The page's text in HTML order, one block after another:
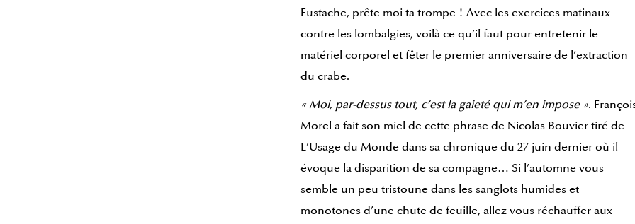
Eustache, prête moi ta trompe ! Avec les exercices matinaux
contre les lombalgies, voilà ce qu’il faut pour entretenir le
matériel corporel et fêter le premier anniversaire de l’extraction
du crabe.
« Moi, par-dessus tout, c’est la gaieté qui m’en impose ».
Morel a fait son miel de cette phrase de Nicolas Bouvier tiré de
L’Usage du Monde dans sa chronique du 27 juin dernier où il
évoque la disparition de sa compagne… Si l’automne vous
semble un peu tristoune dans les sanglots humides et
monotones d’une chute de feuille, allez vous réchauffer aux